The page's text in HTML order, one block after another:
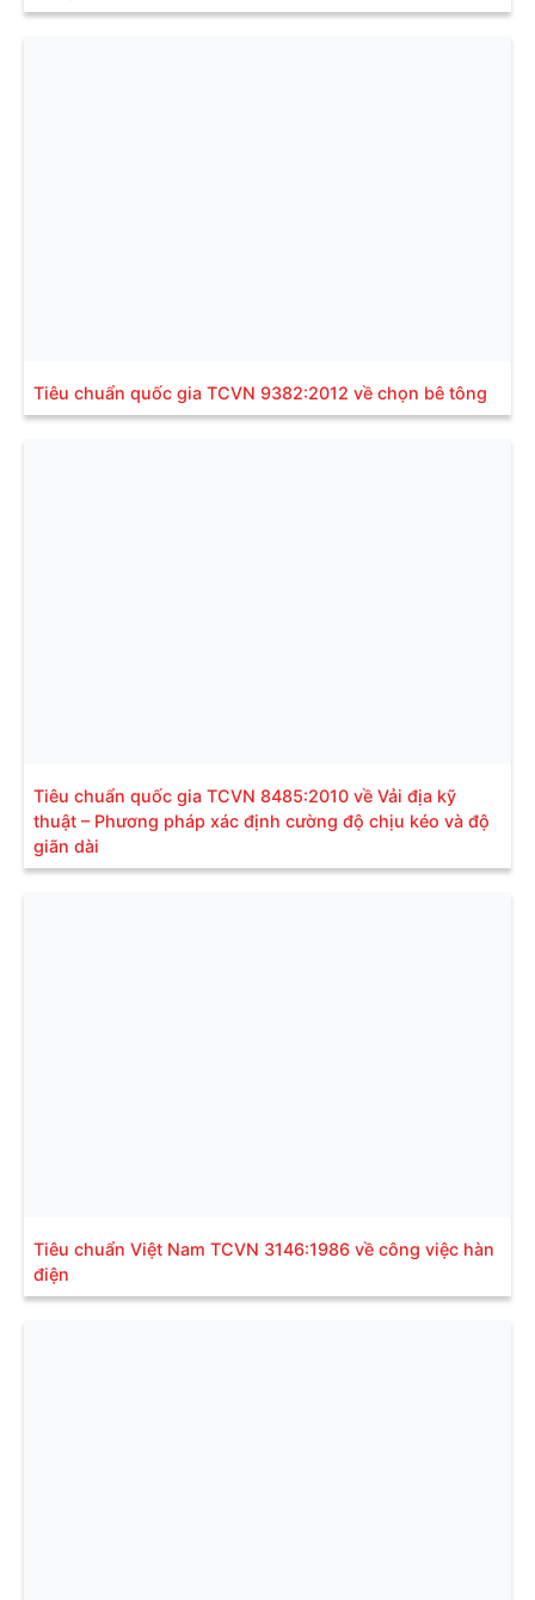
Tiêu chuẩn quốc gia TCVN 9382:2012 về chọn bê tông
Tiêu chuẩn quốc gia TCVN 8485:2010 về Vải địa kỹ
thuật – Phương pháp xác định cường độ chịu kéo và độ
giãn dài
Tiêu chuẩn Việt Nam TCVN 3146:1986 về công việc hàn
điện